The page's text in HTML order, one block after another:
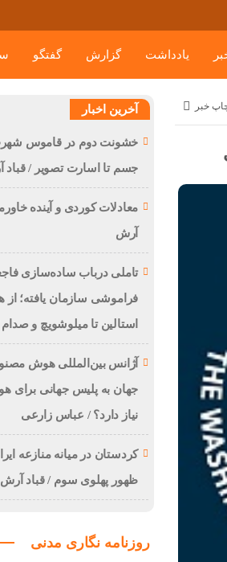
یادداشت گزارش گفتگو
خبر آخرین اخبار
خشونت دوم در قاموس
جسم تا اسارت تصویر / قباد
معادلات کوردی و آینده
آرش
تاملی درباب سادەسازی
فراموشی سازمان یافتە؛ از
استالین تا میلوشویچ و
آژانس بین‌المللی هوش
جهان به پلیس جهانی
نیاز دارد؟ / عباس زارعی
کردستان در میانه منازعە
ظهور پهلوی سوم / قباد آرش
روزنامه نگاری مدنی